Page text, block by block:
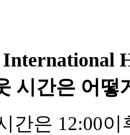
시간은 어떻
간은 12:00